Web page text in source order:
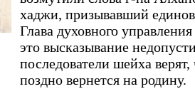
хаджи, призывавший
Глава духовного
это высказывание
последователи шейха
поздно вернется на родину.